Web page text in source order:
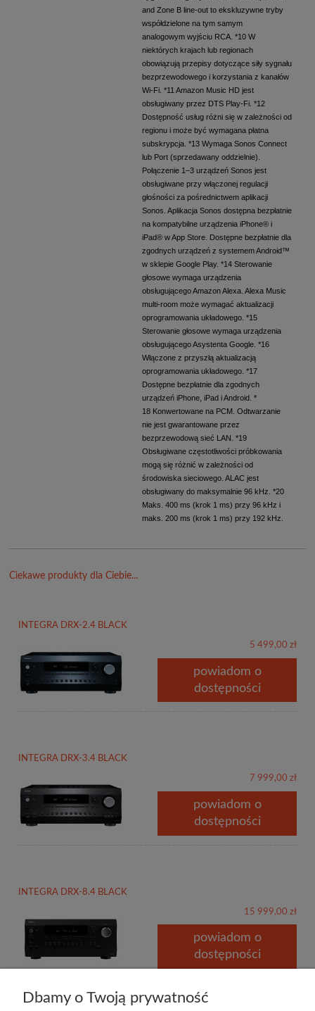
and Zone B line-out to ekskluzywne tryby
współdzielone na tym samym
analogowym wyjściu RCA. *10 W
niektórych krajach lub regionach
obowiązują przepisy dotyczące siły sygnału
bezprzewodowego i korzystania z kanałów
Wi-Fi. *11 Amazon Music HD jest
obsługiwany przez DTS Play-Fi. *12
Dostępność usług różni się w zależności od
regionu i może być wymagana płatna
subskrypcja. *13 Wymaga Sonos Connect
lub Port (sprzedawany oddzielnie).
Połączenie 1–3 urządzeń Sonos jest
obsługiwane przy włączonej regulacji
głośności za pośrednictwem aplikacji
Sonos. Aplikacja Sonos dostępna bezpłatnie
na kompatybilne urządzenia iPhone® i
iPad® w App Store. Dostępne bezpłatnie dla
zgodnych urządzeń z systemem Android™
w sklepie Google Play. *14 Sterowanie
głosowe wymaga urządzenia
obsługującego Amazon Alexa. Alexa Music
multi-room może wymagać aktualizacji
oprogramowania układowego. *15
Sterowanie głosowe wymaga urządzenia
obsługującego Asystenta Google. *16
Włączone z przyszłą aktualizacją
oprogramowania układowego. *17
Dostępne bezpłatnie dla zgodnych
urządzeń iPhone, iPad i Android. *
18 Konwertowane na PCM. Odtwarzanie
nie jest gwarantowane przez
bezprzewodową sieć LAN. *19
Obsługiwane częstotliwości próbkowania
mogą się różnić w zależności od
środowiska sieciowego. ALAC jest
obsługiwany do maksymalnie 96 kHz. *20
Maks. 400 ms (krok 1 ms) przy 96 kHz i
maks. 200 ms (krok 1 ms) przy 192 kHz.
Ciekawe produkty dla Ciebie...
INTEGRA DRX-2.4 BLACK
5 499,00 zł
powiadom o
dostępności
INTEGRA DRX-3.4 BLACK
7 999,00 zł
powiadom o
dostępności
INTEGRA DRX-8.4 BLACK
15 999,00 zł
powiadom o
dostępności
Dbamy o Twoją prywatność